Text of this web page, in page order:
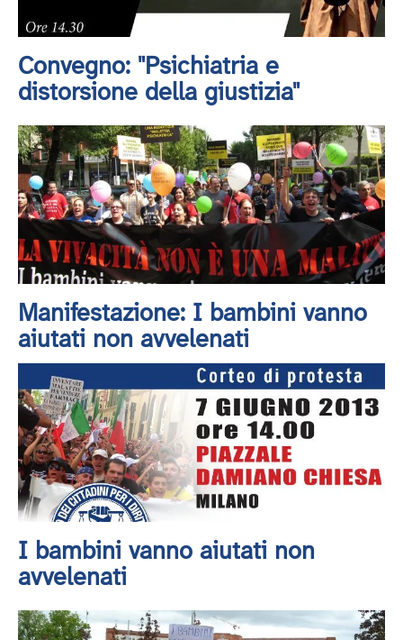
Convegno: "Psichiatria e
distorsione della giustizia"
Manifestazione: I bambini vanno
aiutati non avvelenati
I bambini vanno aiutati non
avvelenati